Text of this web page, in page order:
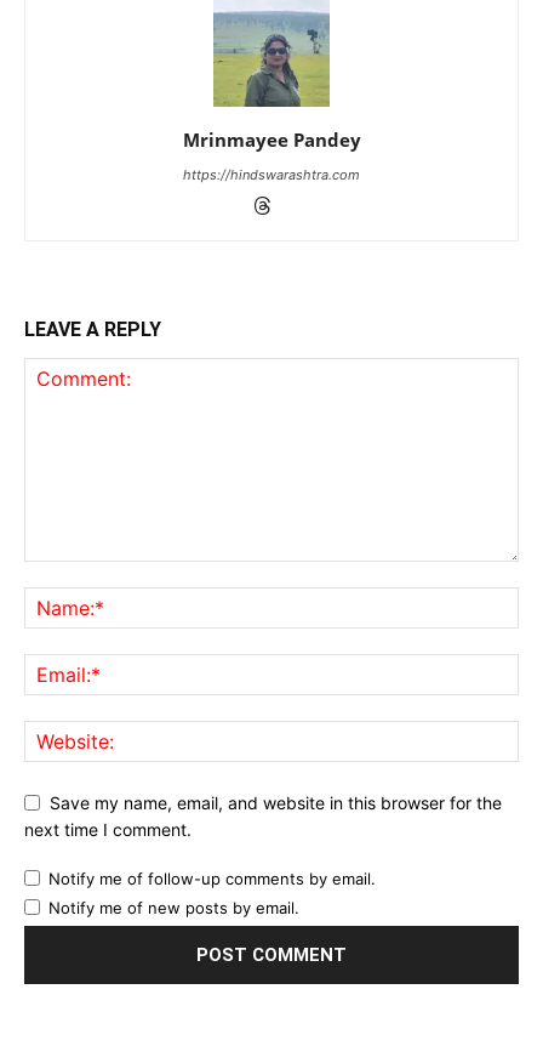
Mrinmayee Pandey
https://hindswarashtra.com
LEAVE A REPLY
Save my name, email, and website in this browser for the
next time I comment.
Notify me of follow-up comments by email.
Notify me of new posts by email.